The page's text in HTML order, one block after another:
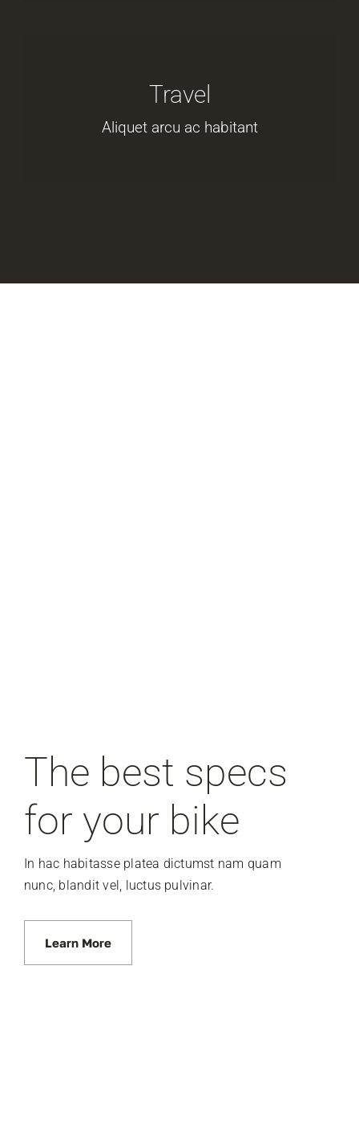
Travel
Aliquet arcu ac habitant
The best specs
for your bike
In hac habitasse platea dictumst nam quam
nunc, blandit vel, luctus pulvinar.
Learn More